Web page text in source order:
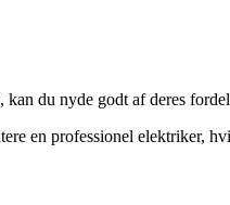
du nyde godt af deres
en professionel elektriker,